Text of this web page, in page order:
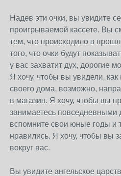
Надев эти очки, вы увидите
проигрываемой кассете. Вы
тем, что происходило в
того, что очки будут
у вас захватит дух, дорогие
Я хочу, чтобы вы увидели, как
своего дома, возможно,
в магазин. Я хочу, чтобы вы
занимаетесь повседневными
вспомните свои юные годы и
нравились. Я хочу, чтобы вы
вокруг вас.
Вы увидите ангельское